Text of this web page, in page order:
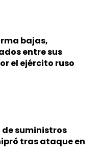
bajas,
entre sus
el ejército ruso
suministros
tras ataque en